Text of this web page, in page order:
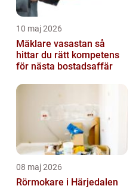
10 maj 2026
Mäklare vasastan så
hittar du rätt kompetens
för nästa bostadsaffär
08 maj 2026
Rörmokare i Härjedalen